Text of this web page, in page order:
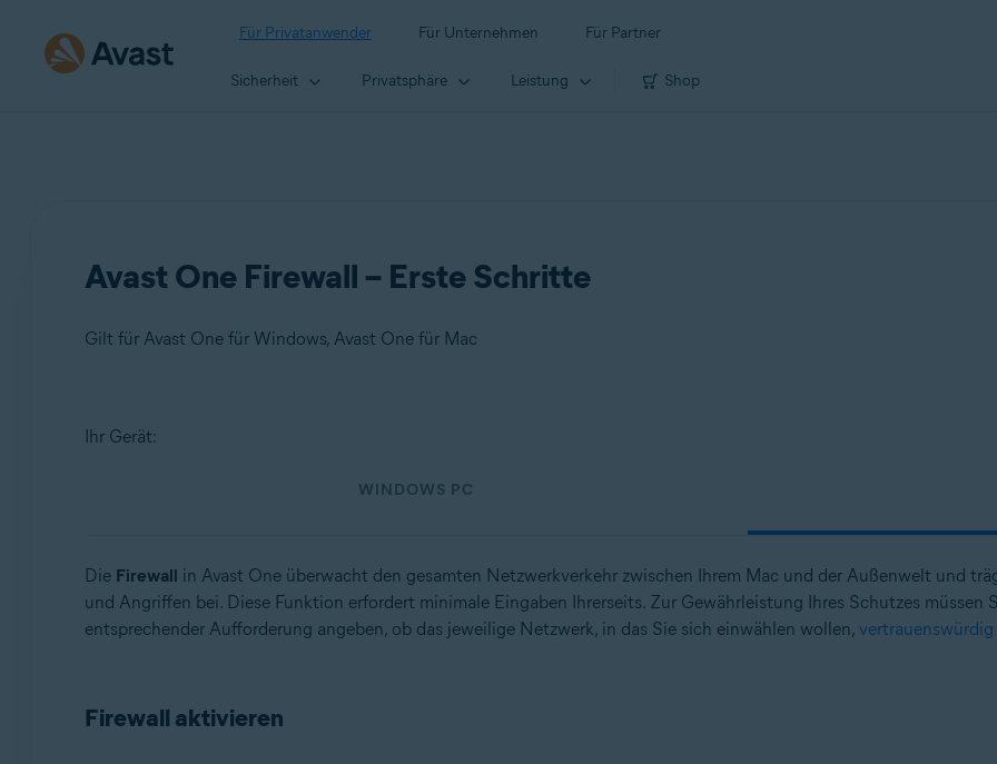
Für Privatanwender Für Unternehmen Für Partner
Sicherheit Privatsphäre Leistung Shop
Avast One Firewall – Erste Schritte
Gilt für Avast One für Windows, Avast One für Mac
Produkte:
Microsoft Windows 11 Home/Pro/Enterprise/Education
Microsoft Windows 10 Home/Pro/Enterprise/Education – 32-/64-Bit
Microsoft Windows 8.1 Home/Pro/Enterprise/Education – 32-/64-Bit
Ihr Gerät:
WINDOWS PC
Die Firewall in Avast One überwacht den gesamten Netzwerkverkehr zwischen Ihrem Mac und der Außenwelt und
und Angriffen bei. Diese Funktion erfordert minimale Eingaben Ihrerseits. Zur Gewährleistung Ihres Schutzes müssen
entsprechender Aufforderung angeben, ob das jeweilige Netzwerk, in das Sie sich einwählen wollen, vertrauenswürdig
Firewall aktivieren